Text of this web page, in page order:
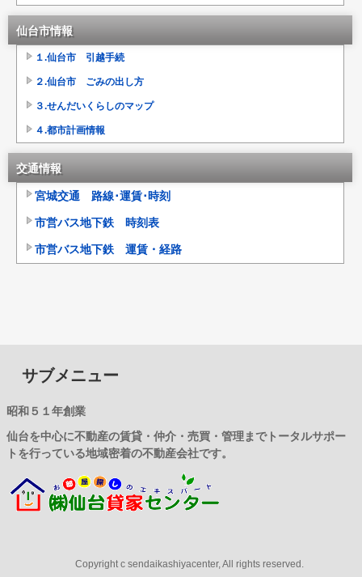
仙台市情報
１.仙台市 引越手続
２.仙台市 ごみの出し方
３.せんだいくらしのマップ
４.都市計画情報
交通情報
宮城交通 路線･運賃･時刻
市営バス地下鉄 時刻表
市営バス地下鉄 運賃・経路
サブメニュー
昭和５１年創業
仙台を中心に不動産の賃貸・仲介・売買・管理までトータルサポー
トを行っている地域密着の不動産会社です。
Copyright c sendaikashiyacenter, All rights reserved.